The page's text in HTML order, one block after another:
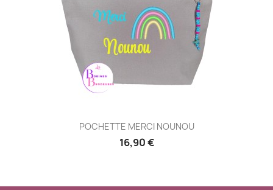
POCHETTE MERCI NOUNOU
16,90 €